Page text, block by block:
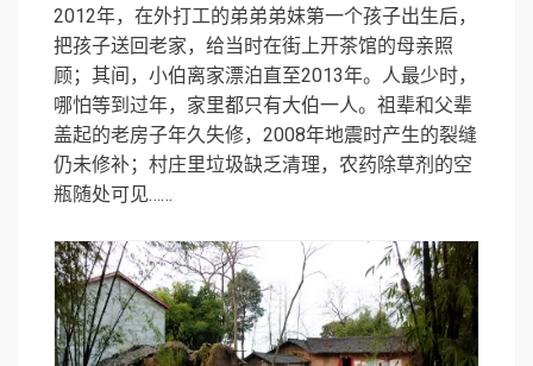
2012年，在外打工的弟弟弟妹第一个孩子出生后，
把孩子送回老家，给当时在街上开茶馆的母亲照
顾；其间，小伯离家漂泊直至2013年。人最少时，
哪怕等到过年，家里都只有大伯一人。祖辈和父辈
盖起的老房子年久失修，2008年地震时产生的裂缝
仍未修补；村庄里垃圾缺乏清理，农药除草剂的空
瓶随处可见……